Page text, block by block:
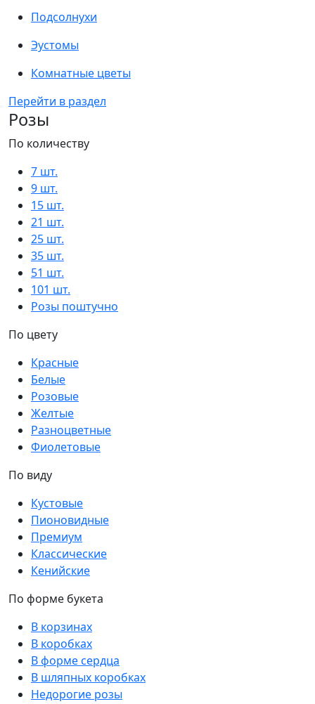
Подсолнухи
Эустомы
Комнатные цветы
Перейти в раздел
Розы
По количеству
7 шт.
9 шт.
15 шт.
21 шт.
25 шт.
35 шт.
51 шт.
101 шт.
Розы поштучно
По цвету
Красные
Белые
Розовые
Желтые
Разноцветные
Фиолетовые
По виду
Кустовые
Пионовидные
Премиум
Классические
Кенийские
По форме букета
В корзинах
В коробках
В форме сердца
В шляпных коробках
Недорогие розы